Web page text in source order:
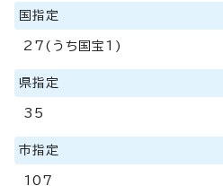
国指定
27(うち国宝1)
県指定
35
市指定
107